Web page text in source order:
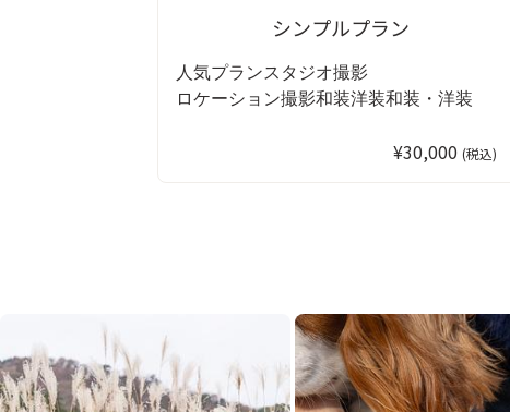
シンプルプラン
人気プランスタジオ撮影
ロケーション撮影和装洋装和装・洋装
¥30,000 (税込)